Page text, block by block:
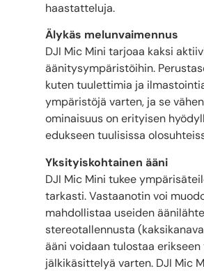
haastatteluja.
Älykäs melunvaimennus
DJI Mic Mini tarjoaa kaksi
äänitysympäristöihin.
kuten tuulettimia ja
ympäristöjä varten, ja se
ominaisuus on erityisen
edukseen tuulisissa
Yksityiskohtainen ääni
DJI Mic Mini tukee
tarkasti. Vastaanotin voi
mahdollistaa useiden
stereotallennusta
ääni voidaan tulostaa
jälkikäsittelyä varten. DJI Mic